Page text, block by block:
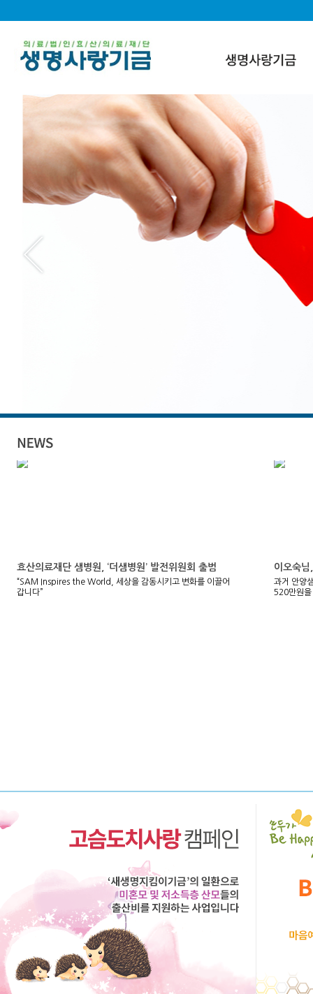
효산의료재단 샘병원, ‘더샘병원’ 발전위원회 출범
“SAM Inspires the World, 세상을 감동시키고 변화를 이끌어
갑니다”
이오숙
과거 안양
520만원을